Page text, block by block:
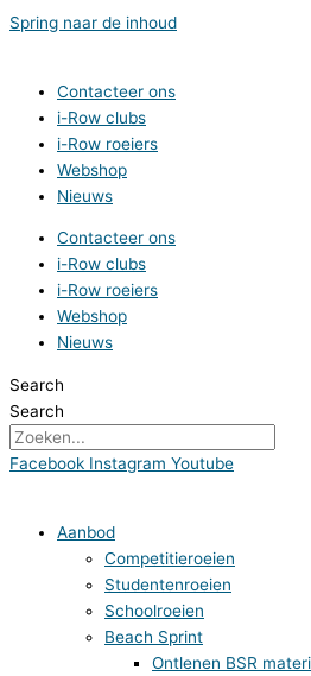
Spring naar de inhoud
Contacteer ons
i-Row clubs
i-Row roeiers
Webshop
Nieuws
Contacteer ons
i-Row clubs
i-Row roeiers
Webshop
Nieuws
Search
Search
Facebook Instagram Youtube
Aanbod
Competitieroeien
Studentenroeien
Schoolroeien
Beach Sprint
Ontlenen BSR